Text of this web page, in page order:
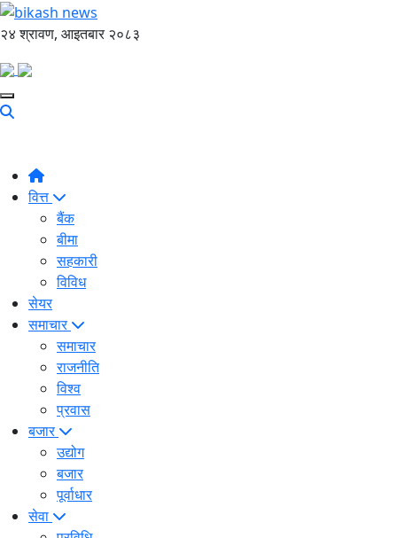
२४ श्रावण, आइतबार २०८३
वित्त
बैंक
बीमा
सहकारी
विविध
सेयर
समाचार
समाचार
राजनीति
विश्व
प्रवास
बजार
उद्योग
बजार
पूर्वाधार
सेवा